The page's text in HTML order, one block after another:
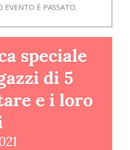
EVENTO È PASSATO.
speciale
di 5
e i loro